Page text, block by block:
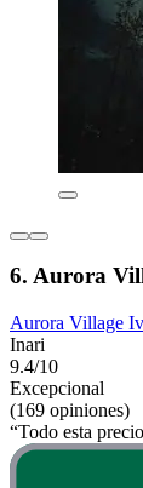
6. Aurora
Aurora Village
Inari
9.4/10
Excepcional
(169 opiniones)
“Todo esta